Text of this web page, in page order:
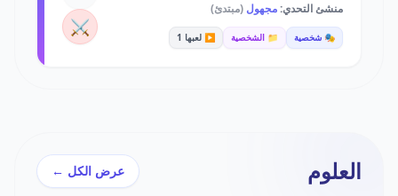
منشئ التحدي:مجهول (مبتدئ)
🎭 شخصية 📁 الشخصية ▶️ لعبها 1 ⚔️
العلوم عرض الكل ←